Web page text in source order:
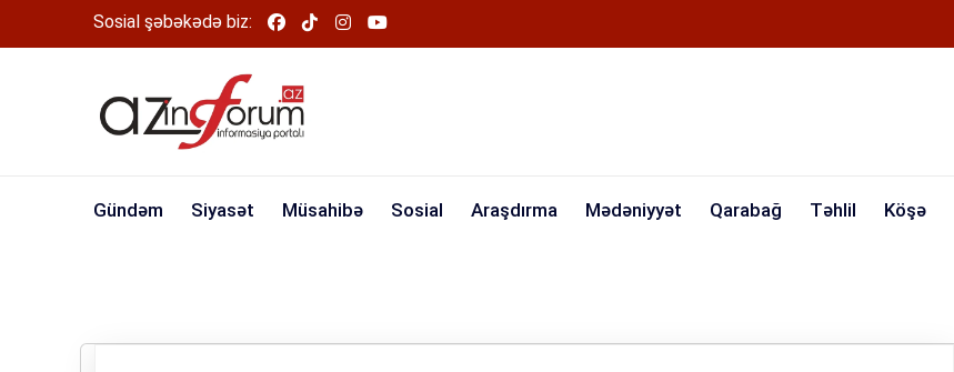
Sosial şəbəkədə biz:
Gündəm Siyasət Müsahibə Sosial Araşdırma Mədəniyyət Qarabağ Təhlil Köşə